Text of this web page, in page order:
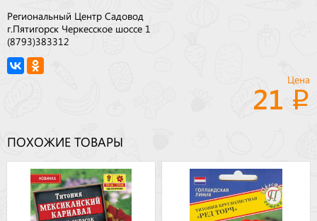
Региональный Центр Садовод
г.Пятигорск Черкесское шоссе 1
(8793)383312
Цена
21
ПОХОЖИЕ ТОВАРЫ